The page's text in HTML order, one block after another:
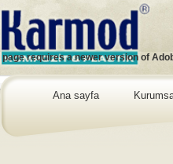
Ana sayfa
requires a newer version of